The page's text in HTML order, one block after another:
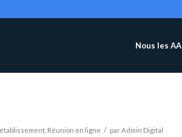
Nous les AA
Réunion en ligne / parAdmin Digital